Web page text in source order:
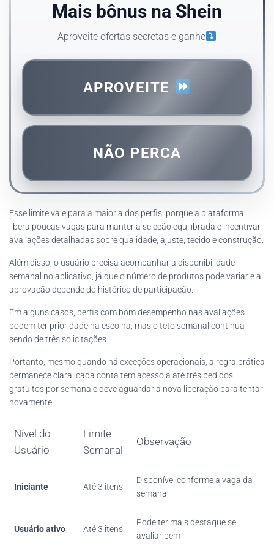
Mais bônus na Shein
Aproveite ofertas secretas e ganhe
APROVEITE
NÃO PERCA
Esse limite vale para a maioria dos perfis, porque a plataforma
libera poucas vagas para manter a seleção equilibrada e incentivar
avaliações detalhadas sobre qualidade, ajuste, tecido e construção.
Além disso, o usuário precisa acompanhar a disponibilidade
semanal no aplicativo, já que o número de produtos pode variar e a
aprovação depende do histórico de participação.
Em alguns casos, perfis com bom desempenho nas avaliações
podem ter prioridade na escolha, mas o teto semanal continua
sendo de três solicitações.
Portanto, mesmo quando há exceções operacionais, a regra prática
permanece clara: cada conta tem acesso a até três pedidos
gratuitos por semana e deve aguardar a nova liberação para tentar
novamente.
Nível do
Usuário
Limite
Semanal
Observação
Iniciante Até 3 itens
Disponível conforme a vaga da
semana
Usuário ativo Até 3 itens
Pode ter mais destaque se
avaliar bem